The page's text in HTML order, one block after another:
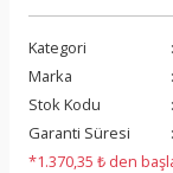
Kategori
Marka
Stok Kodu
Garanti Süresi
*1.370,35 ₺ den